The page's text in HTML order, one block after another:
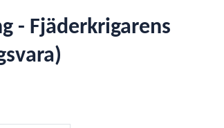
- Fjäderkrigarens